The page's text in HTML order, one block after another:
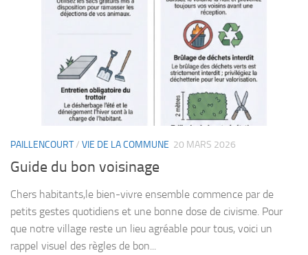
PAILLENCOURT/ VIE DE LA COMMUNE 20 MARS 2026
Guide du bon voisinage
Chers habitants,le bien-vivre ensemble commence par de
petits gestes quotidiens et une bonne dose de civisme. Pour
que notre village reste un lieu agréable pour tous, voici un
rappel visuel des règles de bon...